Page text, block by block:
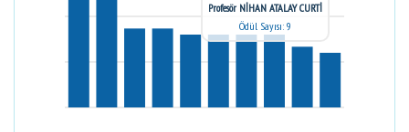
Profesör NİHAN ATALAY CURTİ
Ödül Sayısı: 9